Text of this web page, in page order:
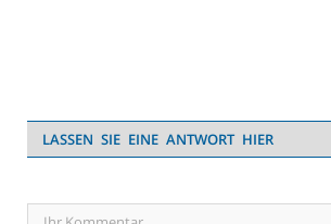
LASSEN SIE EINE ANTWORT HIER